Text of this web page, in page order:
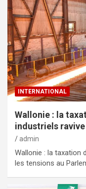
INTERNATIONAL
Wallonie : la
industriels
admin
Wallonie : la taxation
les tensions au